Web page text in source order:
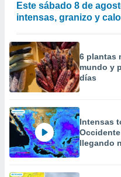
Este sábado 8 de
intensas, granizo y
6 plantas
mundo y
días
Intensas
llegando